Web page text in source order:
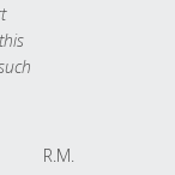
R.M.